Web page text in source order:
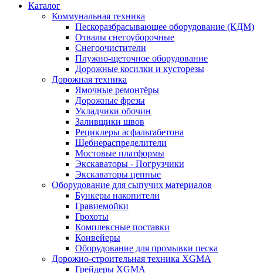
Каталог
Коммунальная техника
Пескоразбрасывающее оборудование (КДМ)
Отвалы снегоуборочные
Снегоочистители
Плужно-щеточное оборудование
Дорожные косилки и кусторезы
Дорожная техника
Ямочные ремонтёры
Дорожные фрезы
Укладчики обочин
Заливщики швов
Рециклеры асфальтабетона
Щебнераспределители
Мостовые платформы
Экскаваторы - Погрузчики
Экскаваторы цепные
Оборудование для сыпучих материалов
Бункеры накопители
Гравиемойки
Грохоты
Комплексные поставки
Конвейеры
Оборудование для промывки песка
Дорожно-строительная техника XGMA
Грейдеры XGMA